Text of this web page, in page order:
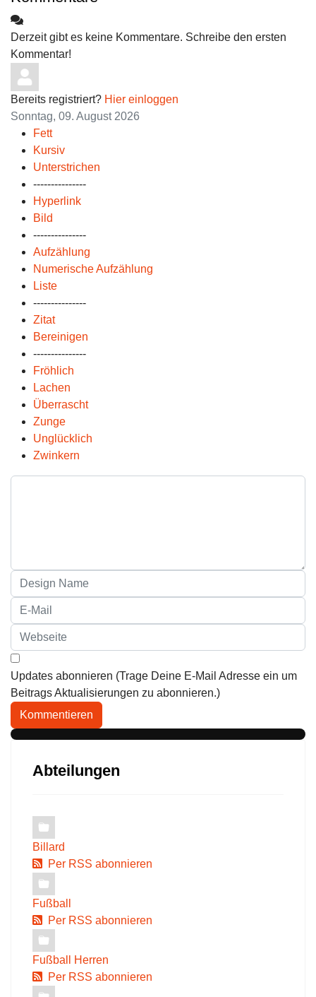
Derzeit gibt es keine Kommentare. Schreibe den ersten
Kommentar!
Bereits registriert? Hier einloggen
Sonntag, 09. August 2026
Fett
Kursiv
Unterstrichen
---------------
Hyperlink
Bild
---------------
Aufzählung
Numerische Aufzählung
Liste
---------------
Zitat
Bereinigen
---------------
Fröhlich
Lachen
Überrascht
Zunge
Unglücklich
Zwinkern
Updates abonnieren (Trage Deine E-Mail Adresse ein um
Beitrags Aktualisierungen zu abonnieren.)
Kommentieren
Abteilungen
Billard
Per RSS abonnieren
Fußball
Per RSS abonnieren
Fußball Herren
Per RSS abonnieren